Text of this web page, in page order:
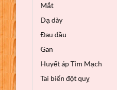
Mắt
Dạ dày
Đau đầu
Gan
Huyết áp Tim Mạch
Tai biến đột quỵ